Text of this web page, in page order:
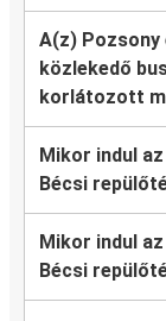
A(z)
közlekedő
korlátozott
Mikor indul
Bécsi
Mikor indul
Bécsi